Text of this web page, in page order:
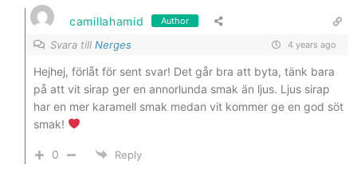
camillahamid Author
Svara till Nerges 4 years ago
Hejhej, förlåt för sent svar! Det går bra att byta, tänk bara
på att vit sirap ger en annorlunda smak än ljus. Ljus sirap
har en mer karamell smak medan vit kommer ge en god söt
smak!
0 Reply